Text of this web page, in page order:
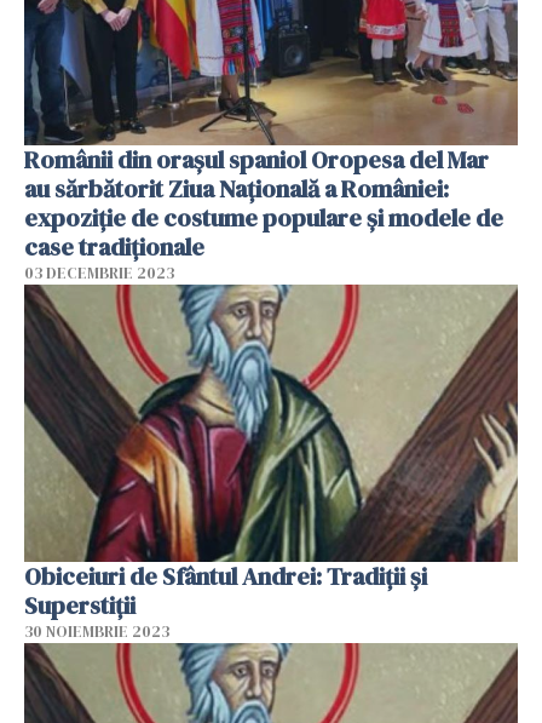
Românii din orașul spaniol Oropesa del Mar
au sărbătorit Ziua Națională a României:
expoziție de costume populare și modele de
case tradiționale
03 DECEMBRIE 2023
Obiceiuri de Sfântul Andrei: Tradiții și
Superstiții
30 NOIEMBRIE 2023